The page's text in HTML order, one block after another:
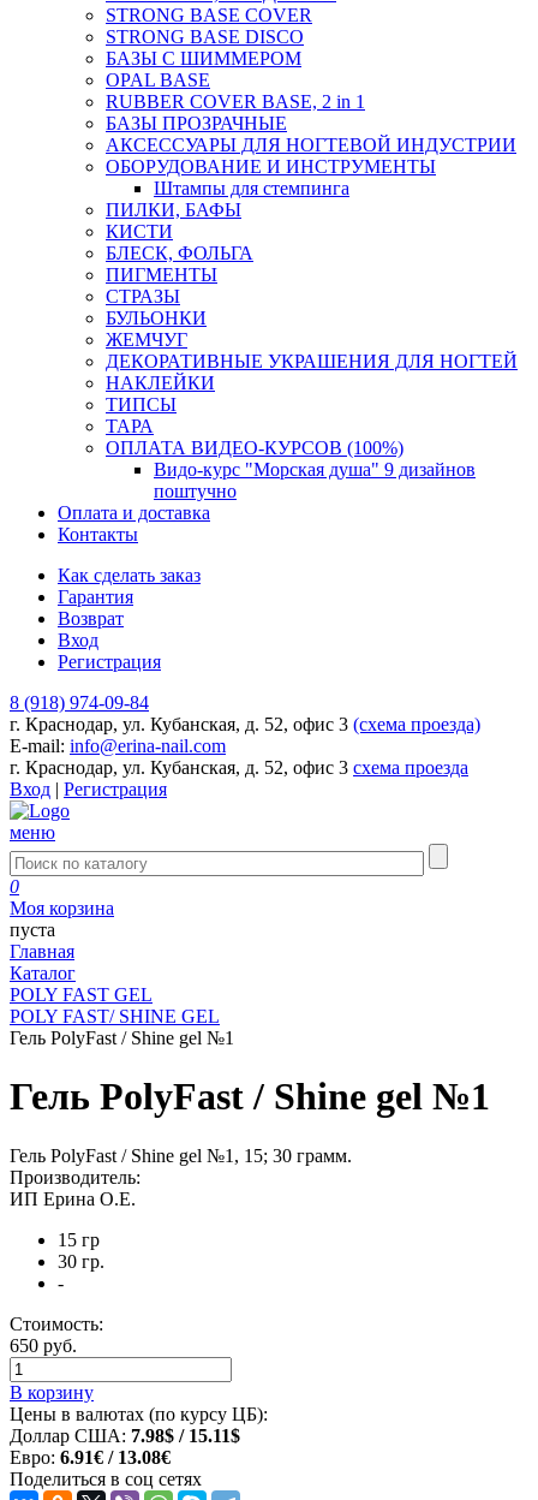
STRONG BASE COVER
STRONG BASE DISCO
БАЗЫ С ШИММЕРОМ
OPAL BASE
RUBBER COVER BASE, 2 in 1
БАЗЫ ПРОЗРАЧНЫЕ
АКСЕССУАРЫ ДЛЯ НОГТЕВОЙ ИНДУСТРИИ
ОБОРУДОВАНИЕ И ИНСТРУМЕНТЫ
Штампы для стемпинга
ПИЛКИ, БАФЫ
КИСТИ
БЛЕСК, ФОЛЬГА
ПИГМЕНТЫ
СТРАЗЫ
БУЛЬОНКИ
ЖЕМЧУГ
ДЕКОРАТИВНЫЕ УКРАШЕНИЯ ДЛЯ НОГТЕЙ
НАКЛЕЙКИ
ТИПСЫ
ТАРА
ОПЛАТА ВИДЕО-КУРСОВ (100%)
Видо-курс "Морская душа" 9 дизайнов
поштучно
Оплата и доставка
Контакты
Как сделать заказ
Гарантия
Возврат
Вход
Регистрация
8 (918) 974-09-84
г. Краснодар, ул. Кубанская, д. 52, офис 3 (схема проезда)
E-mail: info@erina-nail.com
г. Краснодар, ул. Кубанская, д. 52, офис 3 схема проезда
Вход | Регистрация
меню
0
Моя корзина
пуста
Главная
Каталог
POLY FAST GEL
POLY FAST/ SHINE GEL
Гель PolyFast / Shine gel №1
Гель PolyFast / Shine gel №1
Гель PolyFast / Shine gel №1, 15; 30 грамм.
Производитель:
ИП Ерина О.Е.
15 гр
30 гр.
-
Стоимость:
650 руб.
В корзину
Цены в валютах (по курсу ЦБ):
Доллар США: 7.98$ / 15.11$
Евро: 6.91€ / 13.08€
Поделиться в соц сетях